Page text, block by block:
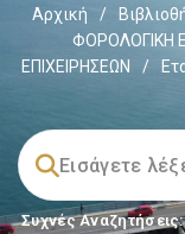
Αρχική /
ΦΟΡΟΛΟΓΙΚΗ
ΕΠΙΧΕΙΡΗΣΕΩΝ
/
Συχνές Αναζητήσεις: